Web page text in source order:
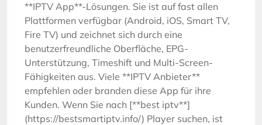
**IPTV App**-Lösungen. Sie ist auf fast allen
Plattformen verfügbar (Android, iOS, Smart TV,
Fire TV) und zeichnet sich durch eine
benutzerfreundliche Oberfläche, EPG-
Unterstützung, Timeshift und Multi-Screen-
Fähigkeiten aus. Viele **IPTV Anbieter**
empfehlen oder branden diese App für ihre
Kunden. Wenn Sie nach [**best iptv**]
(https://bestsmartiptv.info/) Player suchen, ist